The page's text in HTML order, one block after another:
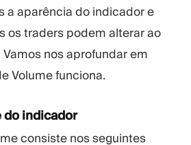
a aparência do indicador e
os traders podem alterar ao
nos aprofundar em
Volume funciona.
indicador
consiste nos seguintes